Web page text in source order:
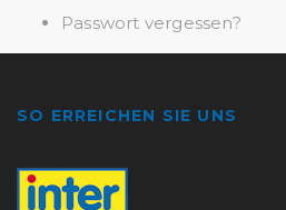
Passwort vergessen?
SO ERREICHEN SIE UNS